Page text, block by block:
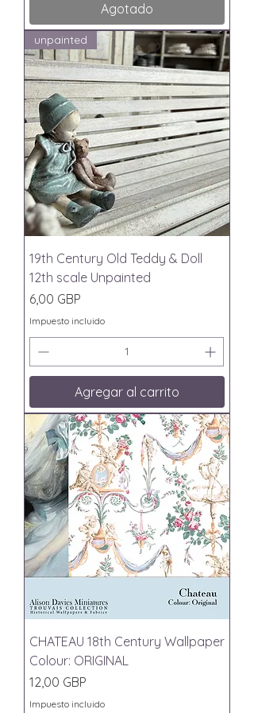
Agotado
unpainted
19th Century Old Teddy & Doll
12th scale Unpainted
Precio
6,00 GBP
Impuesto incluido
Agregar al carrito
CHATEAU 18th Century Wallpaper
Colour: ORIGINAL
Precio
12,00 GBP
Impuesto incluido